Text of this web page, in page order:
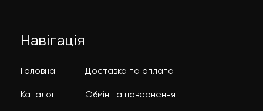
Навігація
Головна
Каталог
Доставка та оплата
Обмін та повернення